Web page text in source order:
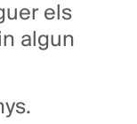
els
algun